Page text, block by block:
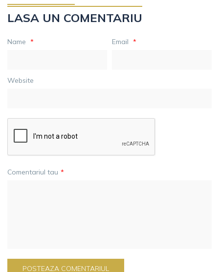
LASA UN COMENTARIU
Name * Email *
Website
Comentariul tau *